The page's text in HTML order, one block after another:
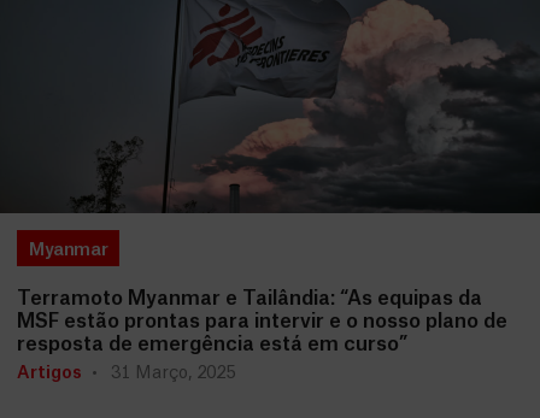
Myanmar
Terramoto Myanmar e Tailândia: “As equipas da
MSF estão prontas para intervir e o nosso plano de
resposta de emergência está em curso”
Artigos 31 Março, 2025